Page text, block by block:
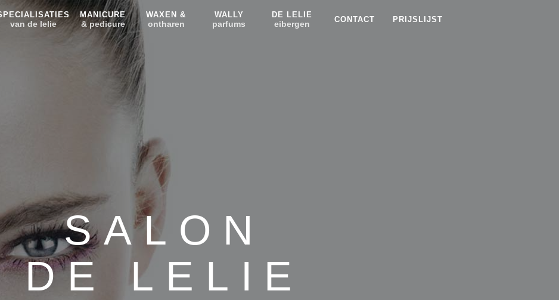
van de lelie
MANICURE
& pedicure
WAXEN &
ontharen
WALLY
parfums
DE LELIE
eibergen
CONTACT PRIJSLIJST
SALON
DE LELIE